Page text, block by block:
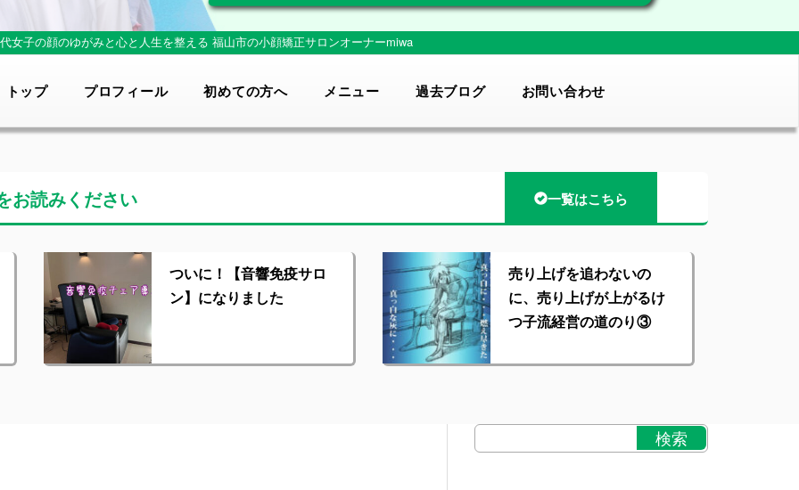
女子の顔のゆがみと心と人生を整える 福山市の小顔矯正サロンオーナーmiwa
トップ プロフィール 初めての方へ メニュー 過去ブログ お問い合わせ
お読みください 一覧はこちら
ついに！【音響免疫サロ
ン】になりました
売り上げを追わないの
に、売り上げが上がるけ
つ子流経営の道のり③